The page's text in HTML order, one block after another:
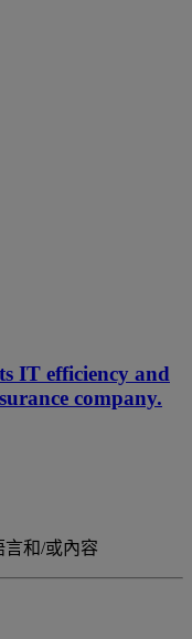
IT efficiency and
company.
言和/或內容